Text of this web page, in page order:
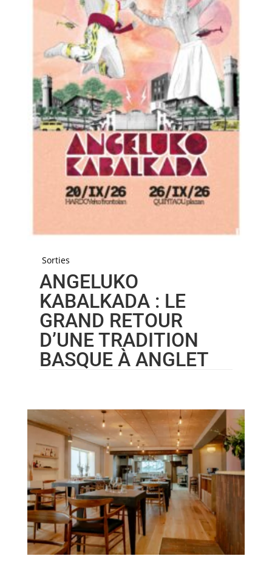
Sorties
ANGELUKO
KABALKADA : LE
GRAND RETOUR
D’UNE TRADITION
BASQUE À ANGLET